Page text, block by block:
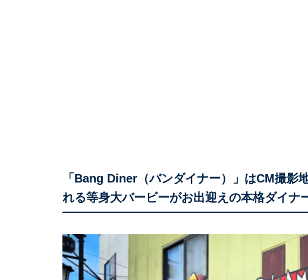
「Bang Diner（バンダイナー）」はCM撮影
れる等身大バービーがお出迎えの本格ダイナ